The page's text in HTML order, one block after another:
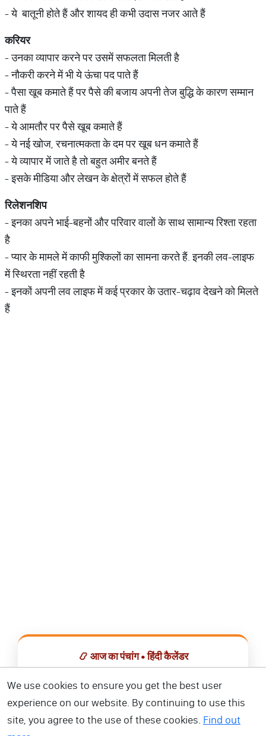
- ये बातूनी होते हैं और शायद ही कभी उदास नजर आते हैं
करियर
- उनका व्यापार करने पर उसमें सफलता मिलती है
- नौकरी करने में भी ये ऊंचा पद पाते हैं
- पैसा खूब कमाते हैं पर पैसे की बजाय अपनी तेज बुद्धि के कारण सम्मान
पाते हैं
- ये आमतौर पर पैसे खूब कमाते हैं
- ये नई खोज, रचनात्मकता के दम पर खूब धन कमाते हैं
- ये व्यापार में जाते है तो बहुत अमीर बनते हैं
- इसके मीडिया और लेखन के क्षेत्रों में सफल होते हैं
रिलेशनशिप
- इनका अपने भाई-बहनों और परिवार वालों के साथ सामान्य रिश्ता रहता
है
- प्यार के मामले में काफी मुश्किलों का सामना करते हैं. इनकी लव-लाइफ
में स्थिरता नहीं रहती है
- इनकों अपनी लव लाइफ में कई प्रकार के उतार-चढ़ाव देखने को मिलते
हैं
📿 आज का पंचांग • हिंदी कैलेंडर
📅 हिंदी कैलेंडर ऐप डाउनलोड करें
We use cookies to ensure you get the best user
experience on our website. By continuing to use this
site, you agree to the use of these cookies. Find out